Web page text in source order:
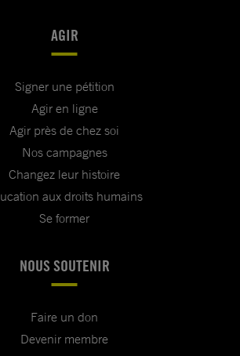
AGIR
Signer une pétition
Agir en ligne
Agir près de chez soi
Nos campagnes
Changez leur histoire
aux droits humains
Se former
NOUS SOUTENIR
Faire un don
Devenir membre